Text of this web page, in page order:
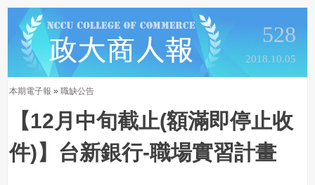
528
2018.10.05
本期電子報 » 職缺公告
【12月中旬截止(額滿即停止收
件)】台新銀行-職場實習計畫